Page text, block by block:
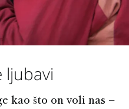
ljubavi
kao što on voli nas –